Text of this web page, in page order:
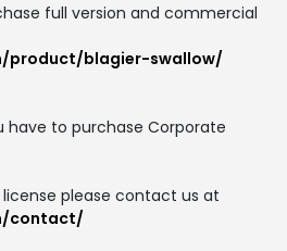
full version and commercial
product/blagier-swallow/
have to purchase Corporate
please contact us at
contact/